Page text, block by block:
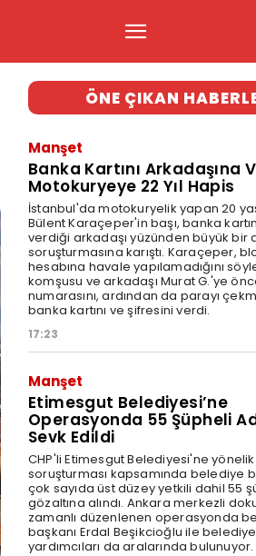
ÖNE ÇIKAN
Manşet
Banka Kartını Arkadaşına
Motokuryeye 22 Yıl Hapis
İstanbul'da motokuryelik yapan 20
Bülent Karaçeper'in başı, banka
verdiği arkadaşı yüzünden büyük bir
soruşturmasına karıştı. Karaçeper,
hesabına havale yapılamadığını
komşusu ve arkadaşı Murat G.'ye
numarasını, ardından da parayı
banka kartını ve şifresini verdi.
17:23
Manşet
Etimesgut Belediyesi’ne
Operasyonda 55 Şüpheli
Sevk Edildi
CHP'li Etimesgut Belediyesi'ne
soruşturması kapsamında belediye
çok sayıda üst düzey yetkili dahil 55
gözaltına alındı. Ankara merkezli
zamanlı düzenlenen operasyonda
başkanı Erdal Beşikcioğlu ile
yardımcıları da aralarında bulunuyor.